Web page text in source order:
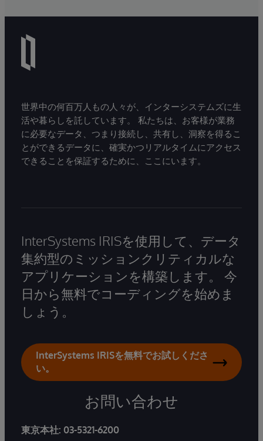
世界中の何百万人もの人々が、インターシステムズに生
活や暮らしを託しています。 私たちは、お客様が業務
に必要なデータ、つまり接続し、共有し、洞察を得るこ
とができるデータに、確実かつリアルタイムにアクセス
できることを保証するために、ここにいます。
InterSystems IRISを使用して、データ
集約型のミッションクリティカルな
アプリケーションを構築します。 今
日から無料でコーディングを始めま
しょう。
InterSystems IRISを無料でお試しくださ
い。
お問い合わせ
東京本社: 03-5321-6200